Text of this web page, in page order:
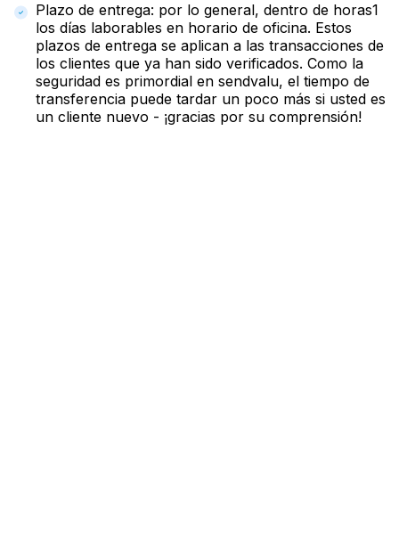
Plazo de entrega: por lo general, dentro de horas1
los días laborables en horario de oficina. Estos
plazos de entrega se aplican a las transacciones de
los clientes que ya han sido verificados. Como la
seguridad es primordial en sendvalu, el tiempo de
transferencia puede tardar un poco más si usted es
un cliente nuevo - ¡gracias por su comprensión!